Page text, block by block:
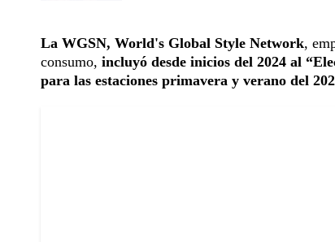
La WGSN, World's Global Style Network,
consumo, incluyó desde inicios del 2024 al
para las estaciones primavera y verano del